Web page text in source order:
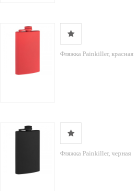
Фляжка Painkiller, красная
Фляжка Painkiller, черная